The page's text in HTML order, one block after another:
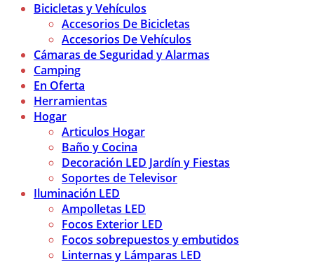
Bicicletas y Vehículos
Accesorios De Bicicletas
Accesorios De Vehículos
Cámaras de Seguridad y Alarmas
Camping
En Oferta
Herramientas
Hogar
Articulos Hogar
Baño y Cocina
Decoración LED Jardín y Fiestas
Soportes de Televisor
Iluminación LED
Ampolletas LED
Focos Exterior LED
Focos sobrepuestos y embutidos
Linternas y Lámparas LED